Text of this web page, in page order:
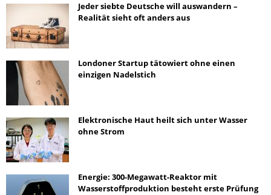
Jeder siebte Deutsche will auswandern –
Realität sieht oft anders aus
Londoner Startup tätowiert ohne einen
einzigen Nadelstich
Elektronische Haut heilt sich unter Wasser
ohne Strom
Energie: 300-Megawatt-Reaktor mit
Wasserstoffproduktion besteht erste Prüfung